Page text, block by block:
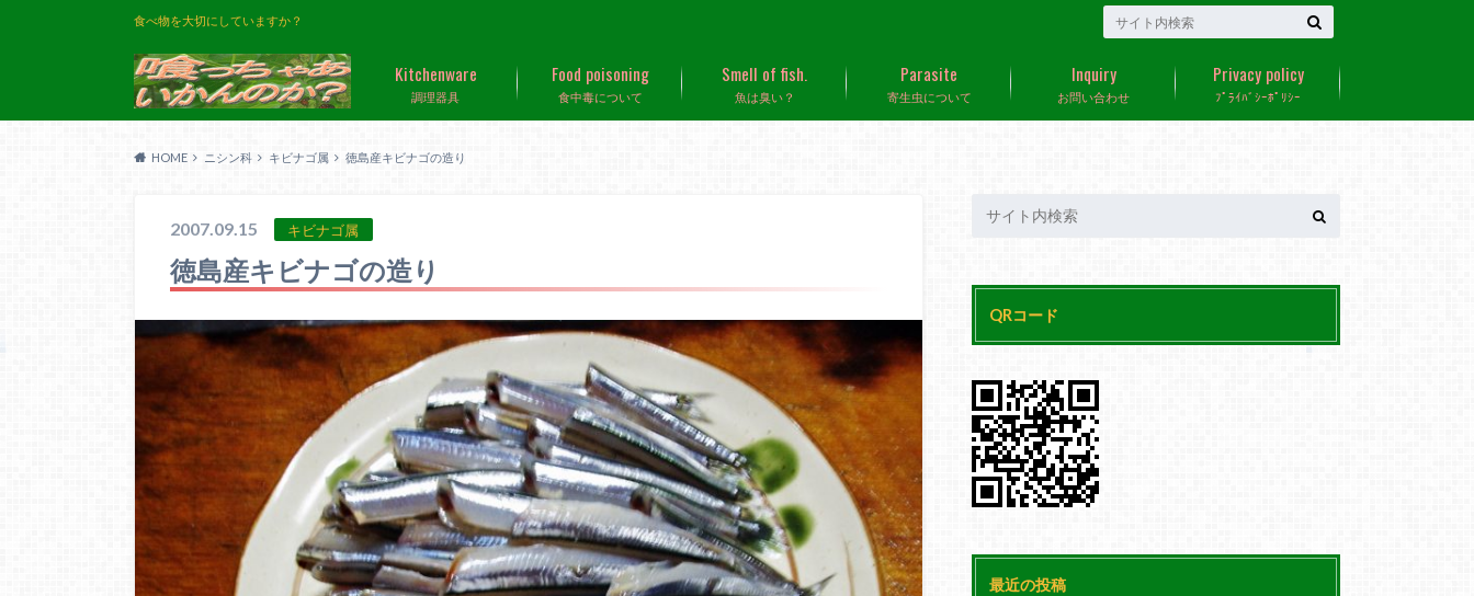
食べ物を大切にしていますか？
調理器具
Kitchenware
食中毒について
Food poisoning
魚は臭い？
Smell of fish.
寄生虫について
Parasite
お問い合わせ
Inquiry
ﾌﾟﾗｲﾊﾞｼｰﾎﾟﾘｼｰ
Privacy policy
HOME ニシン科 キビナゴ属 徳島産キビナゴの造り
2007.09.15 キビナゴ属
徳島産キビナゴの造り
QRコード
最近の投稿